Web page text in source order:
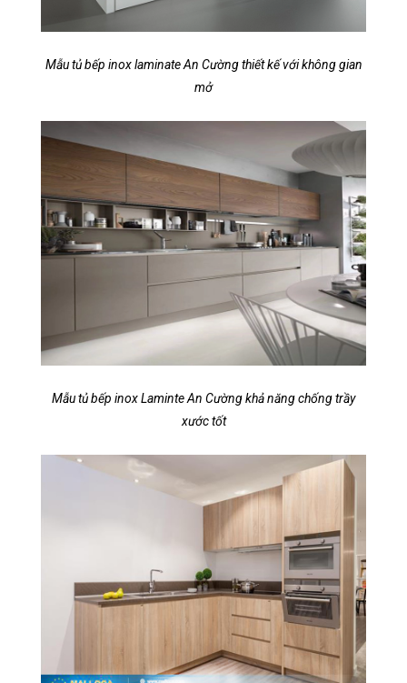
Mẫu tủ bếp inox laminate An Cường thiết kế với không gian
mở
Mẫu tủ bếp inox Laminte An Cường khả năng chống trầy
xước tốt